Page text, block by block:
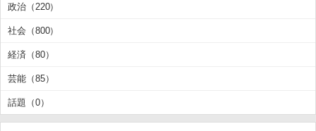
政治（220）
社会（800）
経済（80）
芸能（85）
話題（0）